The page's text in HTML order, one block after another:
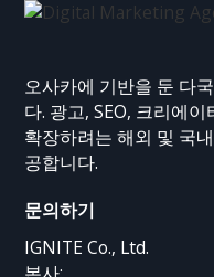
오사카에 기반을 둔 다
다. 광고, SEO, 크리에
확장하려는 해외 및 국
공합니다.
문의하기
IGNITE Co., Ltd.